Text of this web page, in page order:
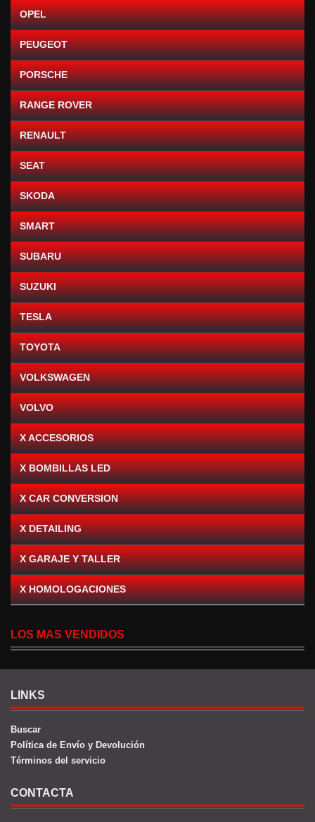
OPEL
PEUGEOT
PORSCHE
RANGE ROVER
RENAULT
SEAT
SKODA
SMART
SUBARU
SUZUKI
TESLA
TOYOTA
VOLKSWAGEN
VOLVO
X ACCESORIOS
X BOMBILLAS LED
X CAR CONVERSION
X DETAILING
X GARAJE Y TALLER
X HOMOLOGACIONES
LOS MAS VENDIDOS
LINKS
Buscar
Política de Envío y Devolución
Términos del servicio
CONTACTA